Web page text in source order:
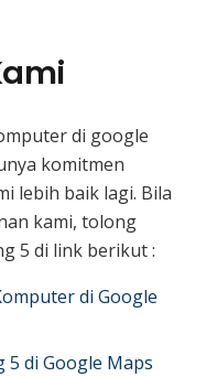
di google
komitmen
lebih baik lagi. Bila
kami, tolong
5 di link berikut :
di Google
5 di Google Maps